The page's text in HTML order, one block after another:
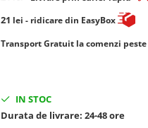
21 lei - ridicare din EasyBox
​​​​​​Transport Gratuit la comenzi peste
IN STOC
Durata de livrare: 24-48 ore